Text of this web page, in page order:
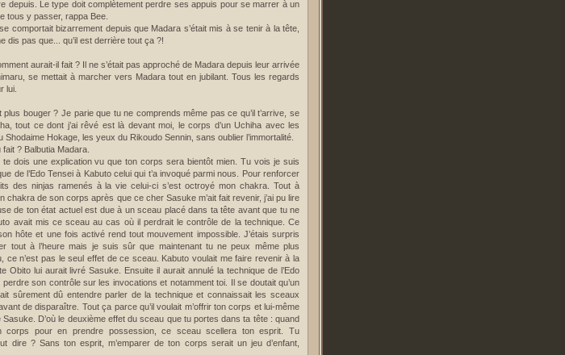
depuis. Le type doit complètement perdre ses appuis pour se marrer à un
tous y passer, rappa Bee.
comportait bizarrement depuis que Madara s’était mis à se tenir à la tête,
dis pas que... qu’il est derrière tout ça ?!
aurait-il fait ? Il ne s’était pas approché de Madara depuis leur arrivée
se mettait à marcher vers Madara tout en jubilant. Tous les regards
lui.
bouger ? Je parie que tu ne comprends même pas ce qu’il t’arrive, se
tout ce dont j’ai rêvé est là devant moi, le corps d’un Uchiha avec les
Hokage, les yeux du Rikoudo Sennin, sans oublier l’immortalité.
? Balbutia Madara.
dois une explication vu que ton corps sera bientôt mien. Tu vois je suis
de l’Edo Tensei à Kabuto celui qui t’a invoqué parmi nous. Pour renforcer
des ninjas ramenés à la vie celui-ci s’est octroyé mon chakra. Tout à
chakra de son corps après que ce cher Sasuke m’ait fait revenir, j’ai pu lire
de ton état actuel est due à un sceau placé dans ta tête avant que tu ne
avait mis ce sceau au cas où il perdrait le contrôle de la technique. Ce
hôte et une fois activé rend tout mouvement impossible. J’étais surpris
tout à l’heure mais je suis sûr que maintenant tu ne peux même plus
ce n’est pas le seul effet de ce sceau. Kabuto voulait me faire revenir à la
Obito lui aurait livré Sasuke. Ensuite il aurait annulé la technique de l’Edo
son contrôle sur les invocations et notamment toi. Il se doutait qu’un
sûrement dû entendre parler de la technique et connaissait les sceaux
de disparaître. Tout ça parce qu’il voulait m’offrir ton corps et lui-même
D’où le deuxième effet du sceau que tu portes dans ta tête : quand
corps pour en prendre possession, ce sceau scellera ton esprit. Tu
dire ? Sans ton esprit, m’emparer de ton corps serait un jeu d’enfant,